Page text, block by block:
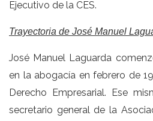
Ejecutivo de la CES.
Trayectoria de José Manuel
José Manuel Laguarda
en la abogacía en febrero de
Derecho Empresarial. Ese
secretario general de la